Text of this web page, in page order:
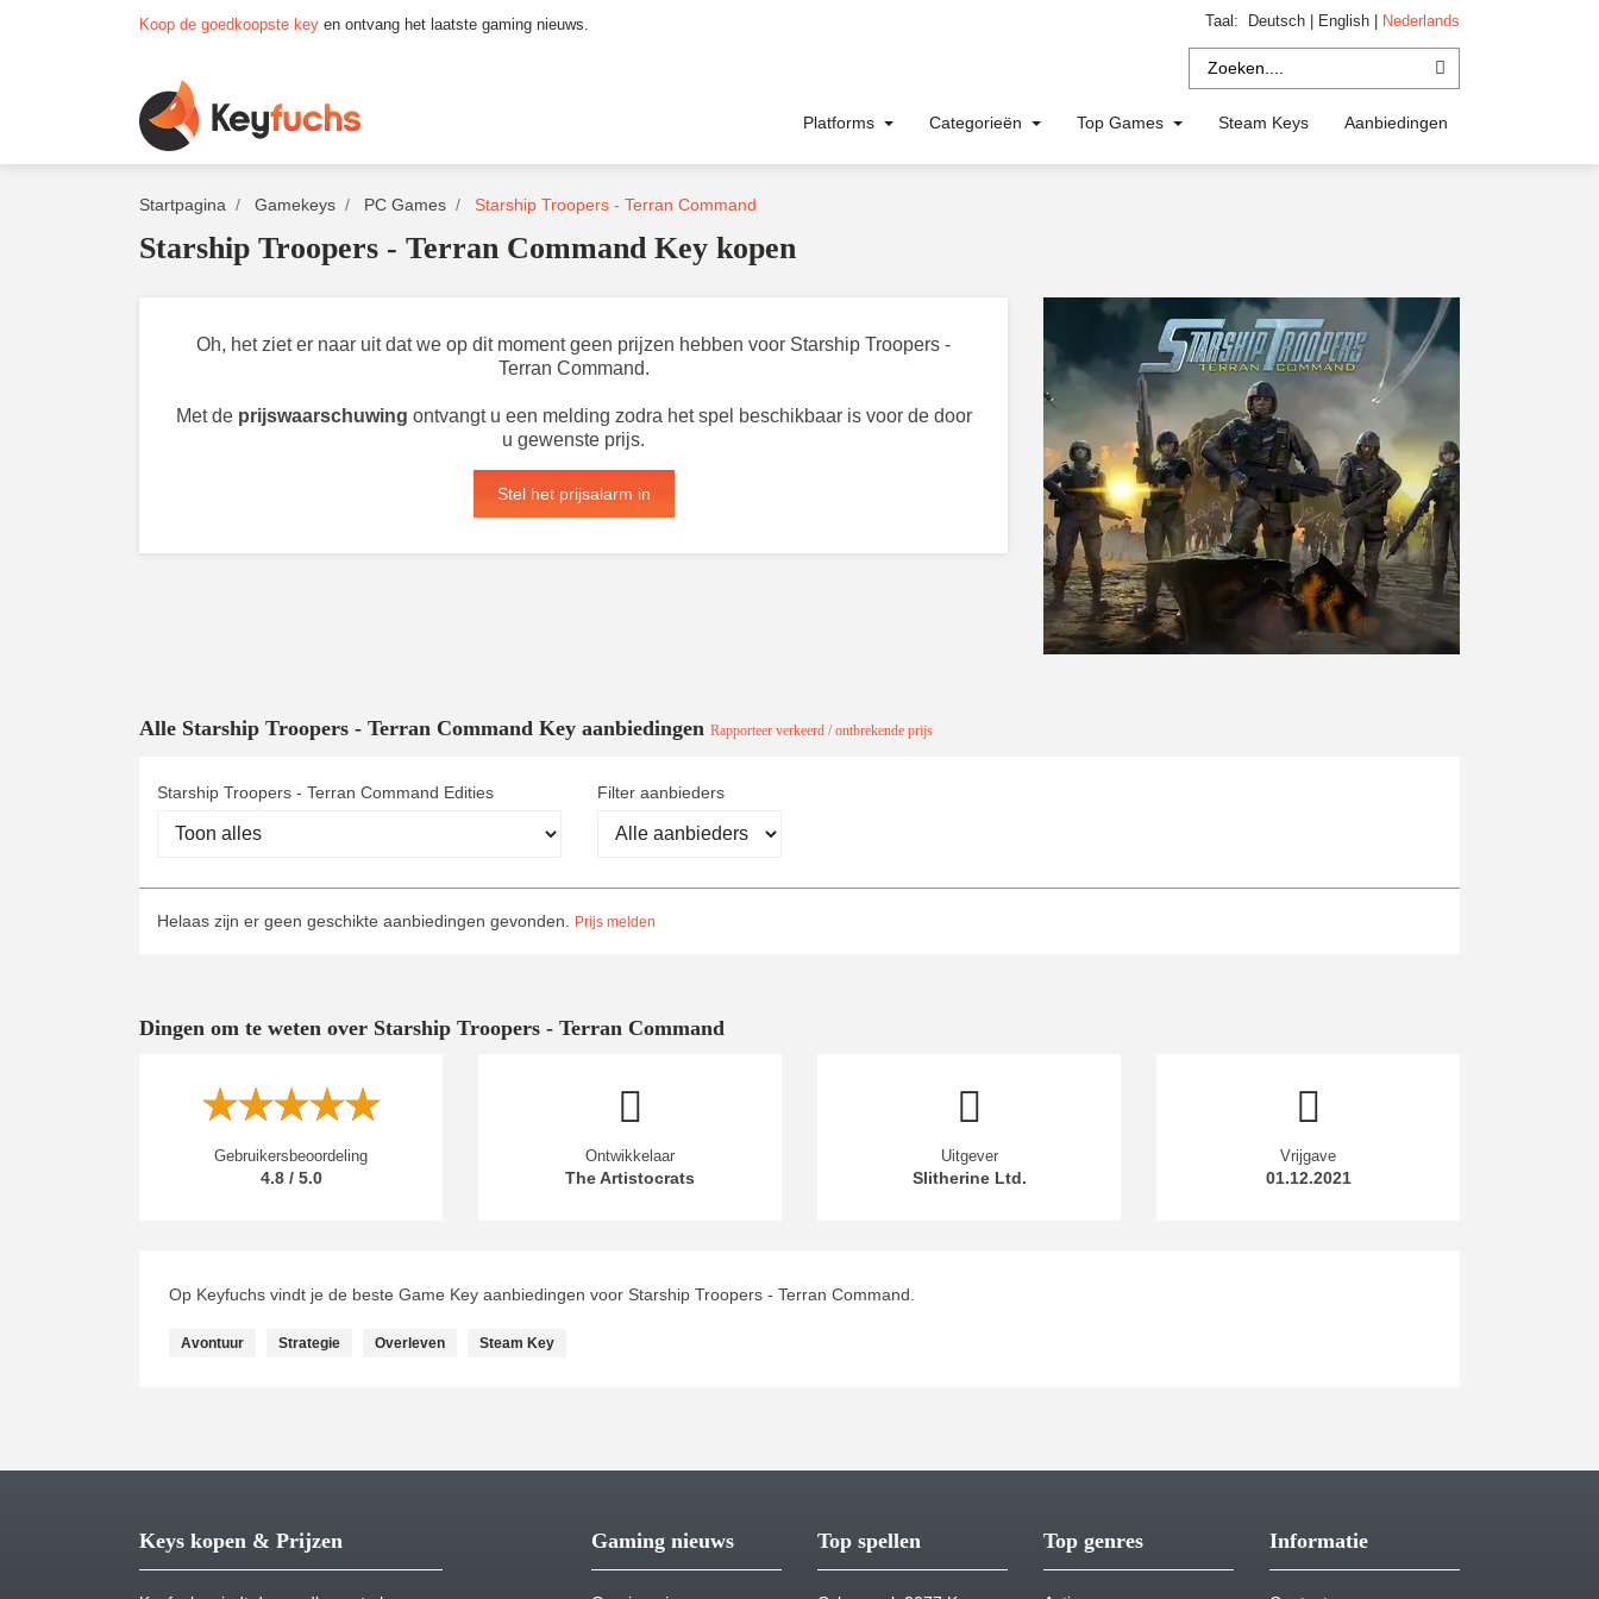
Koop de goedkoopste key en ontvang het laatste gaming nieuws. Taal: Deutsch English Nederlands
Platforms Categorieën Top Games Steam Keys Aanbiedingen
Startpagina Gamekeys PC Games Starship Troopers - Terran Command
Starship Troopers - Terran Command Key kopen
Oh, het ziet er naar uit dat we op dit moment geen prijzen hebben voor Starship Troopers -
Terran Command.
Met de prijswaarschuwing ontvangt u een melding zodra het spel beschikbaar is voor de door
u gewenste prijs.
Stel het prijsalarm in
Alle Starship Troopers - Terran Command Key aanbiedingen Rapporteer verkeerd / ontbrekende prijs
Starship Troopers - Terran Command Edities Filter aanbieders
Helaas zijn er geen geschikte aanbiedingen gevonden. Prijs melden
Dingen om te weten over Starship Troopers - Terran Command
Gebruikersbeoordeling
4.8 / 5.0
Ontwikkelaar
The Artistocrats
Uitgever
Slitherine Ltd.
Vrijgave
01.12.2021
Op Keyfuchs vindt je de beste Game Key aanbiedingen voor Starship Troopers - Terran Command.
Avontuur Strategie Overleven Steam Key
Keys kopen & Prijzen Gaming nieuws Top spellen Top genres Informatie